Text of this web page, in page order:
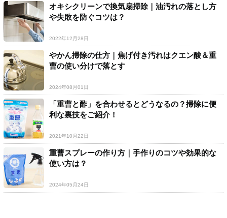
オキシクリーンで換気扇掃除｜油汚れの落とし方
や失敗を防ぐコツは？
2022年12月28日
やかん掃除の仕方｜焦げ付き汚れはクエン酸＆重
曹の使い分けで落とす
2024年08月01日
「重曹と酢」を合わせるとどうなるの？掃除に便
利な裏技をご紹介！
2021年10月22日
重曹スプレーの作り方｜手作りのコツや効果的な
使い方は？
2024年05月24日